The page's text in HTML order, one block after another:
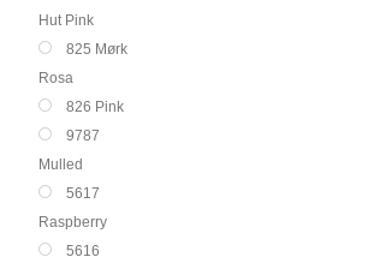
Hut Pink
825 Mørk
Rosa
826 Pink
9787
Mulled
5617
Raspberry
5616